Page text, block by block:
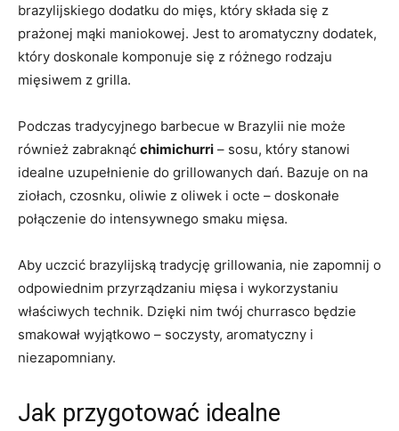
brazylijskiego dodatku do mięs, który składa ⁣się z
prażonej mąki maniokowej. Jest to aromatyczny ​dodatek,
który ‌doskonale komponuje się z różnego rodzaju
mięsiwem z grilla.
Podczas tradycyjnego barbecue⁢ w Brazylii nie może
również zabraknąć chimichurri – sosu, który⁢ stanowi
idealne uzupełnienie‍ do grillowanych⁤ dań. Bazuje on na
ziołach, czosnku, oliwie​ z oliwek i octe – doskonałe
połączenie do intensywnego smaku mięsa.
Aby​ uczcić brazylijską tradycję grillowania, nie zapomnij ​o
odpowiednim przyrządzaniu mięsa i ⁢wykorzystaniu
właściwych technik. Dzięki nim twój churrasco‌ będzie
smakował wyjątkowo​ – soczysty, aromatyczny i
niezapomniany.
Jak przygotować idealne